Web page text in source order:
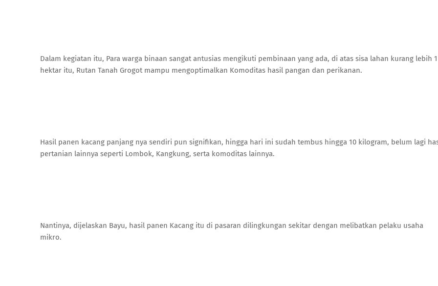
Dalam kegiatan itu, Para warga binaan sangat antusias mengikuti pembinaan yang ada, di atas sisa lahan kurang lebih 1
hektar itu, Rutan Tanah Grogot mampu mengoptimalkan Komoditas hasil pangan dan perikanan.
Hasil panen kacang panjang nya sendiri pun signifikan, hingga hari ini sudah tembus hingga 10 kilogram, belum lagi
pertanian lainnya seperti Lombok, Kangkung, serta komoditas lainnya.
Nantinya, dijelaskan Bayu, hasil panen Kacang itu di pasaran dilingkungan sekitar dengan melibatkan pelaku usaha
mikro.